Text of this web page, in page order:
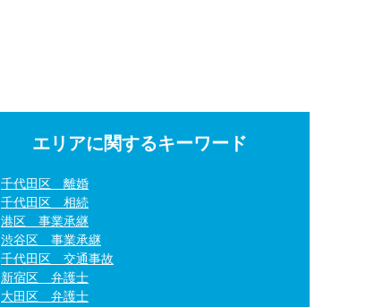
エリアに関するキーワード
千代田区 離婚
千代田区 相続
港区 事業承継
渋谷区 事業承継
千代田区 交通事故
新宿区 弁護士
大田区 弁護士